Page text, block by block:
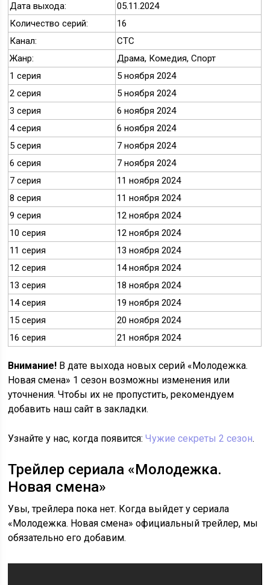
Дата выхода:
05.11.2024
Количество серий:
16
Канал:
СТС
Жанр:
Драма, Комедия, Спорт
1 серия
5 ноября 2024
2 серия
5 ноября 2024
3 серия
6 ноября 2024
4 серия
6 ноября 2024
5 серия
7 ноября 2024
6 серия
7 ноября 2024
7 серия
11 ноября 2024
8 серия
11 ноября 2024
9 серия
12 ноября 2024
10 серия
12 ноября 2024
11 серия
13 ноября 2024
12 серия
14 ноября 2024
13 серия
18 ноября 2024
14 серия
19 ноября 2024
15 серия
20 ноября 2024
16 серия
21 ноября 2024
Внимание! В дате выхода новых серий «Молодежка.
Новая смена» 1 сезон возможны изменения или
уточнения. Чтобы их не пропустить, рекомендуем
добавить наш сайт в закладки.
Узнайте у нас, когда появится:Чужие секреты 2 сезон.
Трейлер сериала «Молодежка.
Новая смена»
Увы, трейлера пока нет. Когда выйдет у сериала
«Молодежка. Новая смена» официальный трейлер, мы
обязательно его добавим.